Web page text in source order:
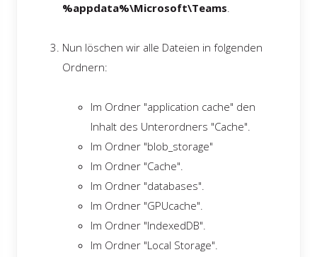
%appdata%\Microsoft\Teams.
Nun löschen wir alle Dateien in folgenden
Ordnern:
Im Ordner "application cache" den
Inhalt des Unterordners "Cache".
Im Ordner "blob_storage"
Im Ordner "Cache".
Im Ordner "databases".
Im Ordner "GPUcache".
Im Ordner "IndexedDB".
Im Ordner "Local Storage".